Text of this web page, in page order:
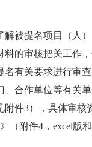
被提名项目（人）
的审核把关工作
有关要求进行审
合作单位等有关
件3），具体审核
（附件4，excel版